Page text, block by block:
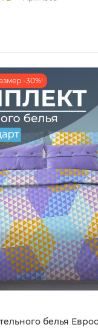
-30%!
белья